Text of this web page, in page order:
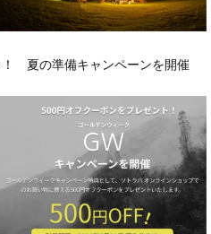
夏の準備キャンペーンを開催